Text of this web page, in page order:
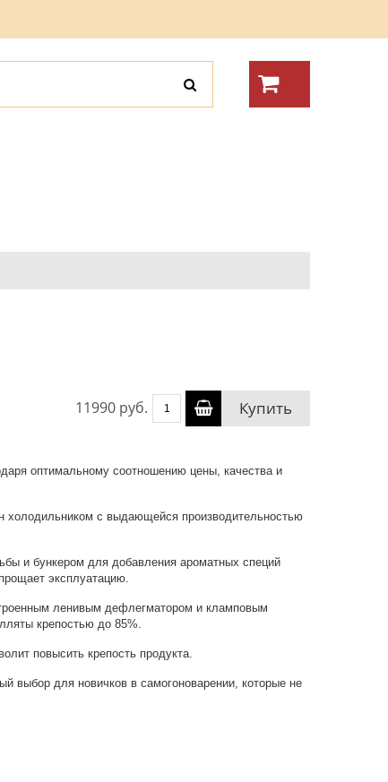
11990 руб. Купить
оптимальному соотношению цены, качества и
холодильником с выдающейся производительностью
и бункером для добавления ароматных специй
эксплуатацию.
ленивым дефлегматором и кламповым
крепостью до 85%.
повысить крепость продукта.
выбор для новичков в самогоноварении, которые не